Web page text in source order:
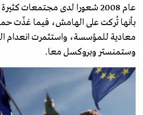
عام 2008 شعورا لدى مجتمعات
بأنها تُركت على الهامش، فيما غذّت
معادية للمؤسسة، واستثمرت انعدام
وستمنستر وبروكسل معا.